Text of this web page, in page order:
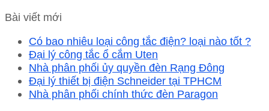
Bài viết mới
Có bao nhiêu loại công tắc điện? loại nào tốt ?
Đại lý công tắc ổ cắm Uten
Nhà phân phối ủy quyền đèn Rạng Đông
Đại lý thiết bị điện Schneider tại TPHCM
Nhà phân phối chính thức đèn Paragon